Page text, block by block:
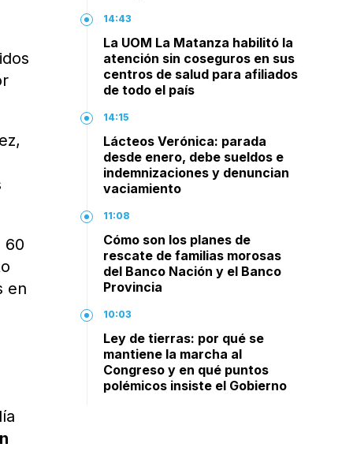
60
en
14:43
La UOM La Matanza habilitó la
atención sin coseguros en sus
centros de salud para afiliados
de todo el país
14:15
Lácteos Verónica: parada
desde enero, debe sueldos e
indemnizaciones y denuncian
vaciamiento
11:08
Cómo son los planes de
rescate de familias morosas
del Banco Nación y el Banco
Provincia
10:03
Ley de tierras: por qué se
mantiene la marcha al
Congreso y en qué puntos
polémicos insiste el Gobierno